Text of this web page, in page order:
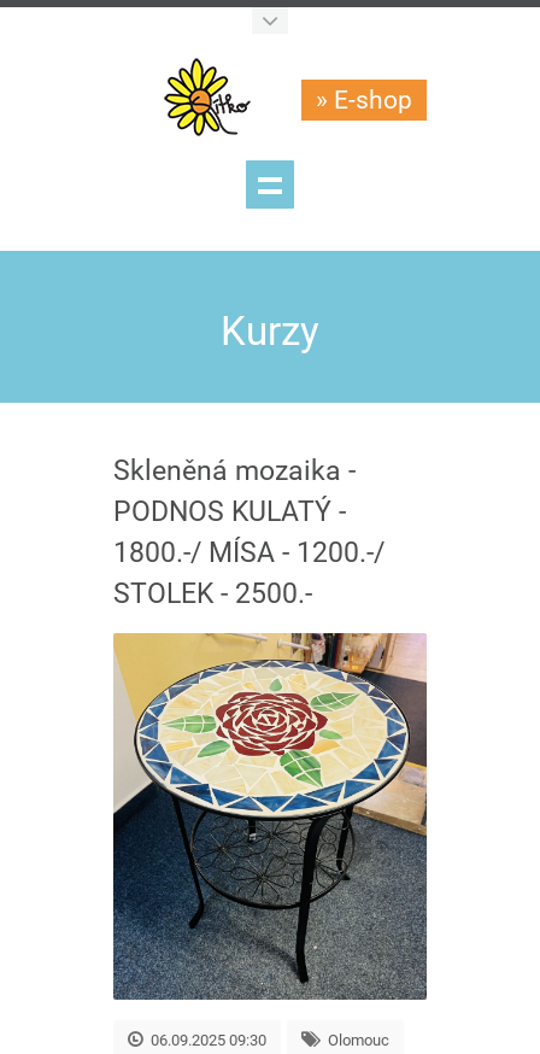
» E-shop
Kurzy
Skleněná mozaika -
PODNOS KULATÝ -
1800.-/ MÍSA - 1200.-/
STOLEK - 2500.-
06.09.2025 09:30 Olomouc